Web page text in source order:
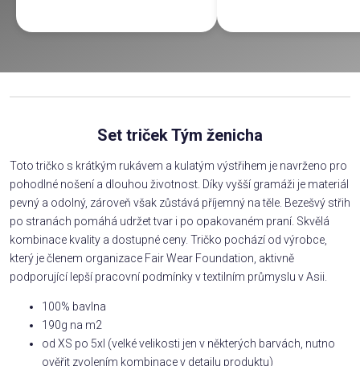
Set triček Tým ženicha
Toto tričko s krátkým rukávem a kulatým výstřihem je navrženo pro
pohodlné nošení a dlouhou životnost. Díky vyšší gramáži je materiál
pevný a odolný, zároveň však zůstává příjemný na těle. Bezešvý střih
po stranách pomáhá udržet tvar i po opakovaném praní. Skvělá
kombinace kvality a dostupné ceny. Tričko pochází od výrobce,
který je členem organizace Fair Wear Foundation, aktivně
podporující lepší pracovní podmínky v textilním průmyslu v Asii.
100% bavlna
190g na m2
od XS po 5xl (velké velikosti jen v některých barvách, nutno
ověřit zvolením kombinace v detailu produktu)